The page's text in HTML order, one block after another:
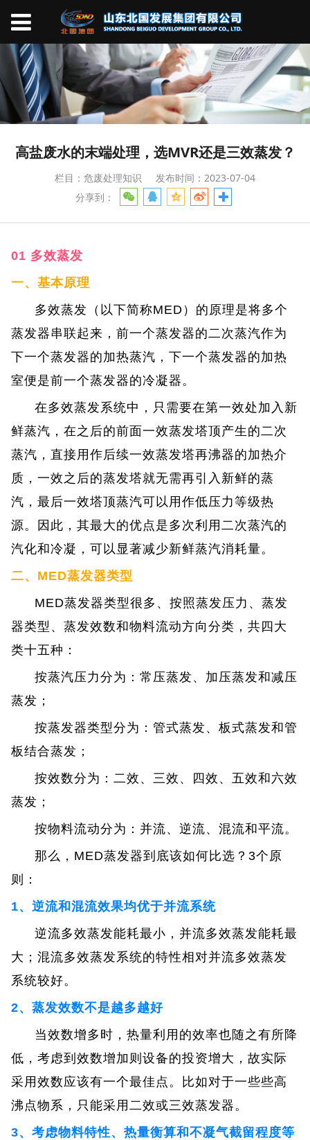
高盐废水的末端处理，选MVR还是三效蒸发？
栏目：危废处理知识
发布时间：2023-07-04
分享到：
01 多效蒸发
一、基本原理
多效蒸发（以下简称MED）的原理是将多个
蒸发器串联起来，前一个蒸发器的二次蒸汽作为
下一个蒸发器的加热蒸汽，下一个蒸发器的加热
室便是前一个蒸发器的冷凝器。
在多效蒸发系统中，只需要在第一效处加入新
鲜蒸汽，在之后的前面一效蒸发塔顶产生的二次
蒸汽，直接用作后续一效蒸发塔再沸器的加热介
质，一效之后的蒸发塔就无需再引入新鲜的蒸
汽，最后一效塔顶蒸汽可以用作低压力等级热
源。
因此，其最大的优点是多次利用二次蒸汽的
汽化和冷凝，可以显著减少新鲜蒸汽消耗量。
二、MED蒸发器类型
MED蒸发器类型很多、按照蒸发压力、蒸发
器类型、蒸发效数和物料流动方向分类，共四大
类十五种：
按蒸汽压力分为：常压蒸发、加压蒸发和减压
蒸发；
按蒸发器类型分为：管式蒸发、板式蒸发和管
板结合蒸发；
按效数分为：二效、三效、四效、五效和六效
蒸发；
按物料流动分为：并流、逆流、混流和平流。
那么，MED蒸发器到底该如何比选？3个原
则：
1、逆流和混流效果均优于并流系统
逆流多效蒸发能耗最小，并流多效蒸发能耗最
大；混流多效蒸发系统的特性相对并流多效蒸发
系统较好。
2、蒸发效数不是越多越好
当效数增多时，热量利用的效率也随之有所降
低，考虑到效数增加则设备的投资增大，故实际
采用效数应该有一个最佳点。比如对于一些些高
沸点物系，只能采用二效或三效蒸发器。
3、考虑物料特性、热量衡算和不凝气截留程度等